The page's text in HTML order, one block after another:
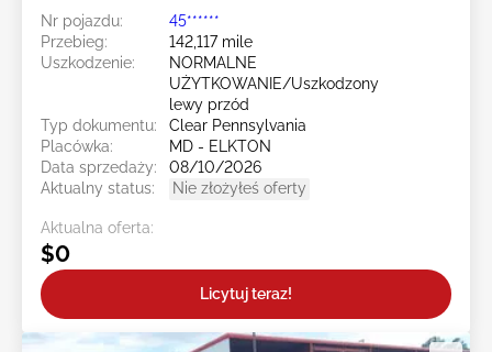
Nr pojazdu:
45******
Przebieg:
142,117 mile
Uszkodzenie:
NORMALNE
UŻYTKOWANIE/Uszkodzony
lewy przód
Typ dokumentu:
Clear Pennsylvania
Placówka:
MD - ELKTON
Data sprzedaży:
08/10/2026
Aktualny status:
Nie złożyłeś oferty
Aktualna oferta:
$0
Licytuj teraz!